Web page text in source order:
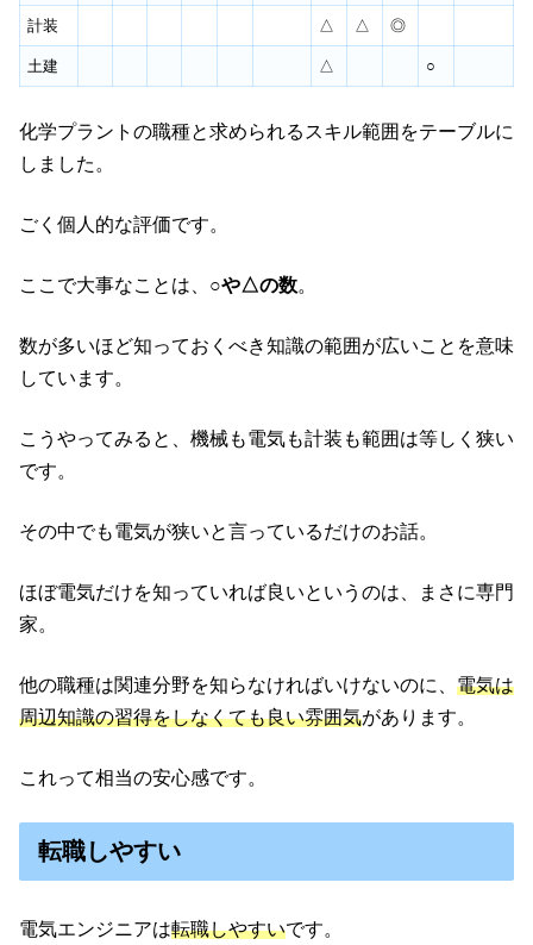
計装 △ △ ◎
土建 △ ○
化学プラントの職種と求められるスキル範囲をテーブルに
しました。
ごく個人的な評価です。
ここで大事なことは、 ○や△の数。
数が多いほど知っておくべき知識の範囲が広いことを意味
しています。
こうやってみると、機械も電気も計装も範囲は等しく狭い
です。
その中でも電気が狭いと言っているだけのお話。
ほぼ電気だけを知っていれば良いというのは、まさに専門
家。
他の職種は関連分野を知らなければいけないのに、 電気は
周辺知識の習得をしなくても良い雰囲気があります。
これって相当の安心感です。
転職しやすい
電気エンジニアは転職しやすいです。